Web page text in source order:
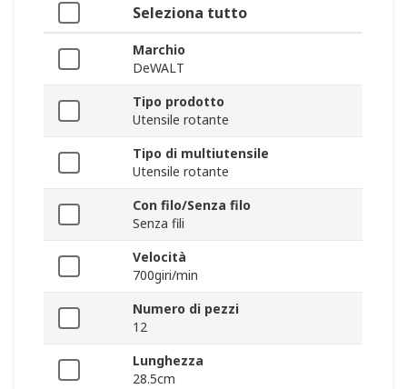
Seleziona tutto
Marchio
DeWALT
Tipo prodotto
Utensile rotante
Tipo di multiutensile
Utensile rotante
Con filo/Senza filo
Senza fili
Velocità
700giri/min
Numero di pezzi
12
Lunghezza
28.5cm